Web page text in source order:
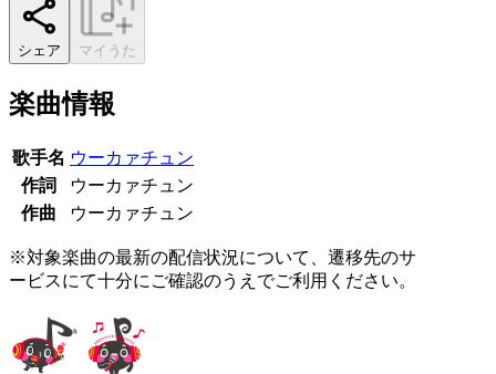
シェア マイうた
楽曲情報
歌手名 ウーカァチュン
作詞
ウーカァチュン
作曲
ウーカァチュン
※対象楽曲の最新の配信状況について、遷移先のサ
ービスにて十分にご確認のうえでご利用ください。